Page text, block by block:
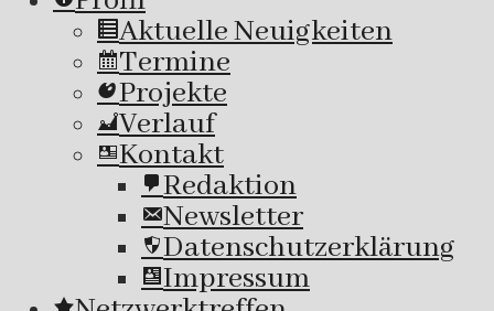
Aktuelle Neuigkeiten
Termine
Projekte
Verlauf
Kontakt
Redaktion
Newsletter
Datenschutzerklärung
Impressum